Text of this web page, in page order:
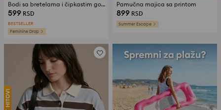
Bodi sa bretelama i čipkastim gornjim delom
599 RSD
BESTSELLER
Feminine Drop
Pamučna majica sa printom
899 RSD
Summer Escape